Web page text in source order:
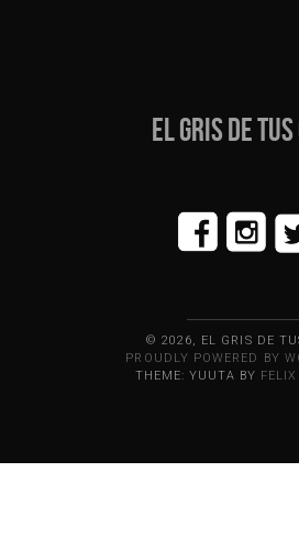
EL GRIS DE TUS
© 2026, EL GRIS DE
PROUDLY POWERED BY
THEME: YUUTA BY